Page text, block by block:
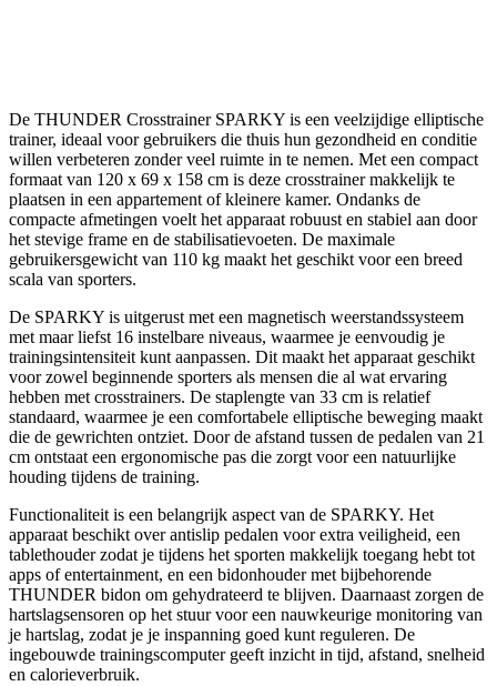
De THUNDER Crosstrainer SPARKY is een veelzijdige elliptische
trainer, ideaal voor gebruikers die thuis hun gezondheid en conditie
willen verbeteren zonder veel ruimte in te nemen. Met een compact
formaat van 120 x 69 x 158 cm is deze crosstrainer makkelijk te
plaatsen in een appartement of kleinere kamer. Ondanks de
compacte afmetingen voelt het apparaat robuust en stabiel aan door
het stevige frame en de stabilisatievoeten. De maximale
gebruikersgewicht van 110 kg maakt het geschikt voor een breed
scala van sporters.
De SPARKY is uitgerust met een magnetisch weerstandssysteem
met maar liefst 16 instelbare niveaus, waarmee je eenvoudig je
trainingsintensiteit kunt aanpassen. Dit maakt het apparaat geschikt
voor zowel beginnende sporters als mensen die al wat ervaring
hebben met crosstrainers. De staplengte van 33 cm is relatief
standaard, waarmee je een comfortabele elliptische beweging maakt
die de gewrichten ontziet. Door de afstand tussen de pedalen van 21
cm ontstaat een ergonomische pas die zorgt voor een natuurlijke
houding tijdens de training.
Functionaliteit is een belangrijk aspect van de SPARKY. Het
apparaat beschikt over antislip pedalen voor extra veiligheid, een
tablethouder zodat je tijdens het sporten makkelijk toegang hebt tot
apps of entertainment, en een bidonhouder met bijbehorende
THUNDER bidon om gehydrateerd te blijven. Daarnaast zorgen de
hartslagsensoren op het stuur voor een nauwkeurige monitoring van
je hartslag, zodat je je inspanning goed kunt reguleren. De
ingebouwde trainingscomputer geeft inzicht in tijd, afstand, snelheid
en calorieverbruik.